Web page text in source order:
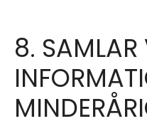
8. SAMLAR